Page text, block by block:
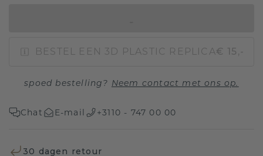
BESTEL EEN 3D PLASTIC REPLICA€ 15,-
spoed bestelling? Neem contact met ons op.
Chat E-mail +3110 - 747 00 00
30 dagen retour